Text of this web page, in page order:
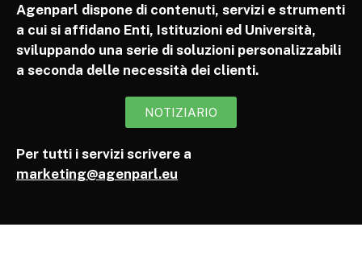
Agenparl dispone di contenuti, servizi e strumenti
a cui si affidano Enti, Istituzioni ed Università,
sviluppando una serie di soluzioni personalizzabili
a seconda delle necessità dei clienti.
NOTIZIARIO
Per tutti i servizi scrivere a
marketing@agenparl.eu